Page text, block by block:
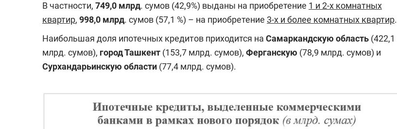
В частности, 749,0 млрд. сумов (42,9%) выданы на приобретение 1 и 2-х комнатных
квартир, 998,0 млрд. сумов (57,1 %) – на приобретение 3-х и более комнатных квартир.
Наибольшая доля ипотечных кредитов приходится на Самаркандскую область (422,1
млрд. сумов), город Ташкент (153,7 млрд. сумов), Ферганскую (78,9 млрд. сумов) и
Сурхандарьинскую области (77,4 млрд. сумов).